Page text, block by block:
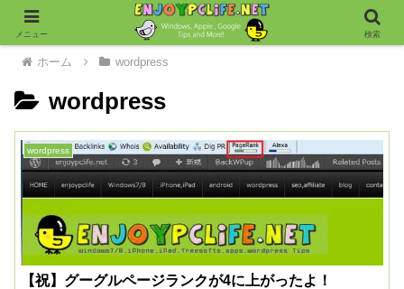
ホーム wordpress
wordpress
wordpress
【祝】グーグルページランクが4に上がったよ！
メニュー 検索